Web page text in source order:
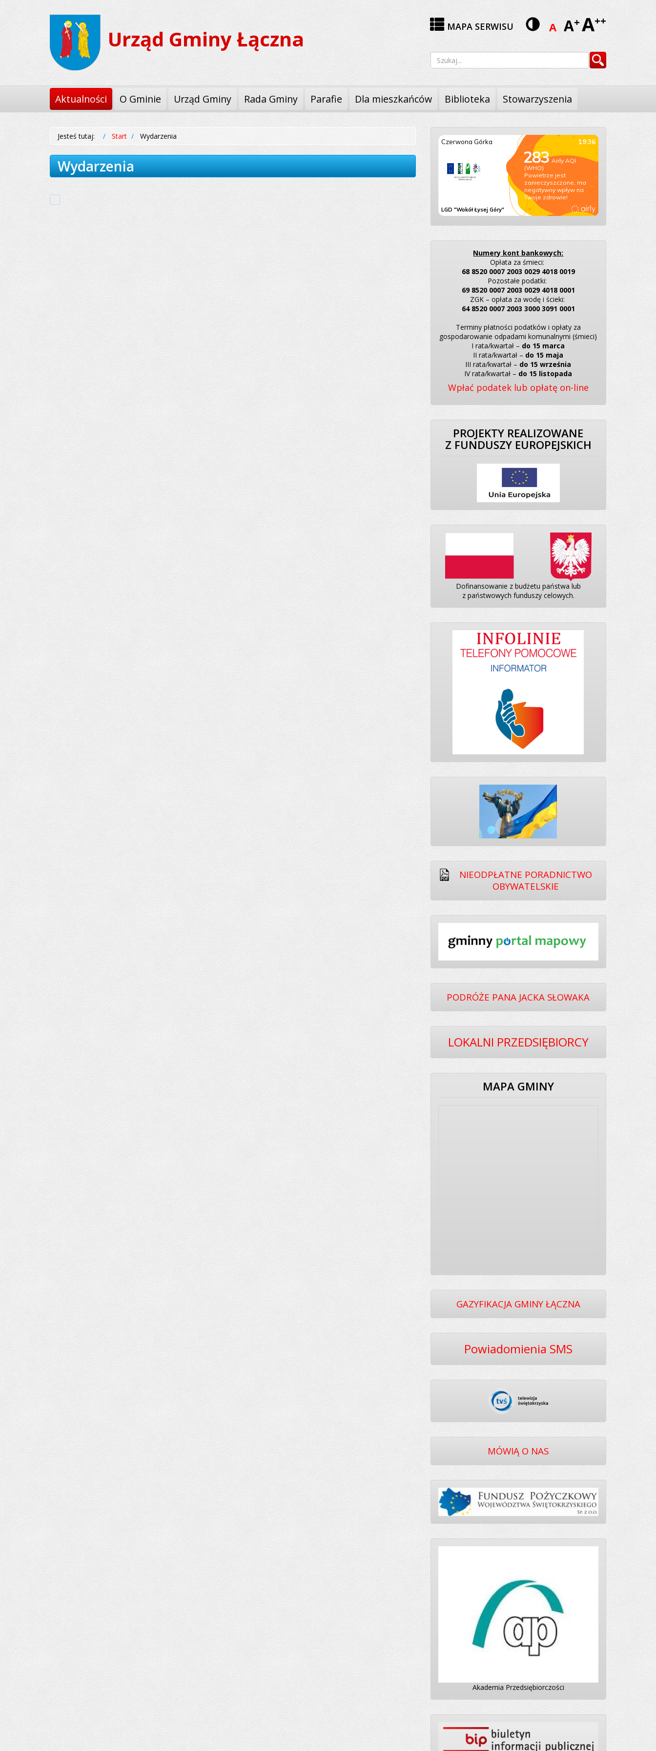
Przejdź
do
menu
Przejdź
do
treści
Urząd Gminy Łączna A A+A++
Wersja
kontrastowa
MAPA SERWISU
Wyszukiwarka Szukaj
Aktualności O Gminie Urząd Gminy Rada Gminy Parafie Dla mieszkańców Biblioteka Stowarzyszenia
Jesteś tutaj: Start Wydarzenia
Wydarzenia
Numery kont bankowych:
Opłata za śmieci:
68 8520 0007 2003 0029 4018 0019
Pozostałe podatki:
69 8520 0007 2003 0029 4018 0001
ZGK – opłata za wodę i ścieki:
64 8520 0007 2003 3000 3091 0001
Terminy płatności podatków i opłaty za
gospodarowanie odpadami komunalnymi (śmieci)
I rata/kwartał – do 15 marca
II rata/kwartał – do 15 maja
III rata/kwartał – do 15 września
IV rata/kwartał – do 15 listopada
Wpłać podatek lub opłatę on-line
PROJEKTY REALIZOWANE
Z FUNDUSZY EUROPEJSKICH
Dofinansowanie z budżetu państwa lub
z państwowych funduszy celowych.
NIEODPŁATNE PORADNICTWO
OBYWATELSKIE
PODRÓŻE PANA JACKA SŁOWAKA
LOKALNI PRZEDSIĘBIORCY
MAPA GMINY
GAZYFIKACJA GMINY ŁĄCZNA
Powiadomienia SMS
MÓWIĄ O NAS
Akademia Przedsiębiorczości